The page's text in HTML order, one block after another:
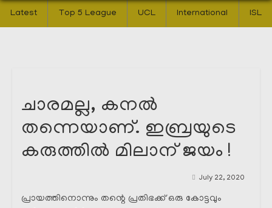
Latest Top 5 League UCL International ISL
ചാരമല്ല, കനൽ
തന്നെയാണ്. ഇബ്രയുടെ
കരുത്തിൽ മിലാന് ജയം !
July 22, 2020
പ്രായത്തിനൊന്നും തന്റെ പ്രതിഭക്ക് ഒരു കോട്ടവും